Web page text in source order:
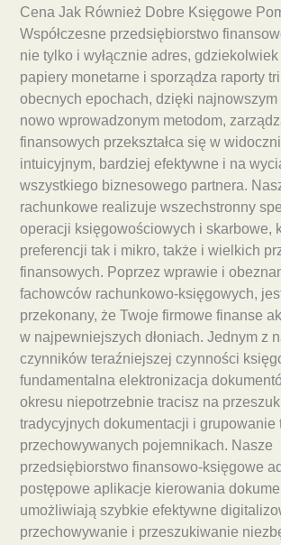
Cena Jak Również Dobre Księgowe
Współczesne przedsiębiorstwo
nie tylko i wyłącznie adres,
papiery monetarne i sporządza raporty
obecnych epochach, dzięki najnowszym
nowo wprowadzonym metodom,
finansowych przekształca się w
intuicyjnym, bardziej efektywne i na
wszystkiego biznesowego partnera.
rachunkowe realizuje wszechstronny
operacji księgowościowych i skarbowe,
preferencji tak i mikro, także i wielkich
finansowych. Poprzez wprawie i
fachowców rachunkowo-księgowych,
przekonany, że Twoje firmowe finanse
w najpewniejszych dłoniach. Jednym z
czynników teraźniejszej czynności
fundamentalna elektronizacja
okresu niepotrzebnie tracisz na
tradycyjnych dokumentacji i grupowanie
przechowywanych pojemnikach. Nasze
przedsiębiorstwo finansowo-księgowe
postępowe aplikacje kierowania
umożliwiają szybkie efektywne
przechowywanie i przeszukiwanie